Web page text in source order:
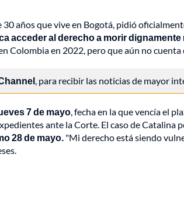
30 años que vive en Bogotá, pidió
acceder al derecho a morir dignamente
Colombia en 2022, pero que aún no
, para recibir las noticias de mayor
7 de mayo, fecha en la que vencía el
ante la Corte. El caso de Catalina
28 de mayo. "Mi derecho está siendo